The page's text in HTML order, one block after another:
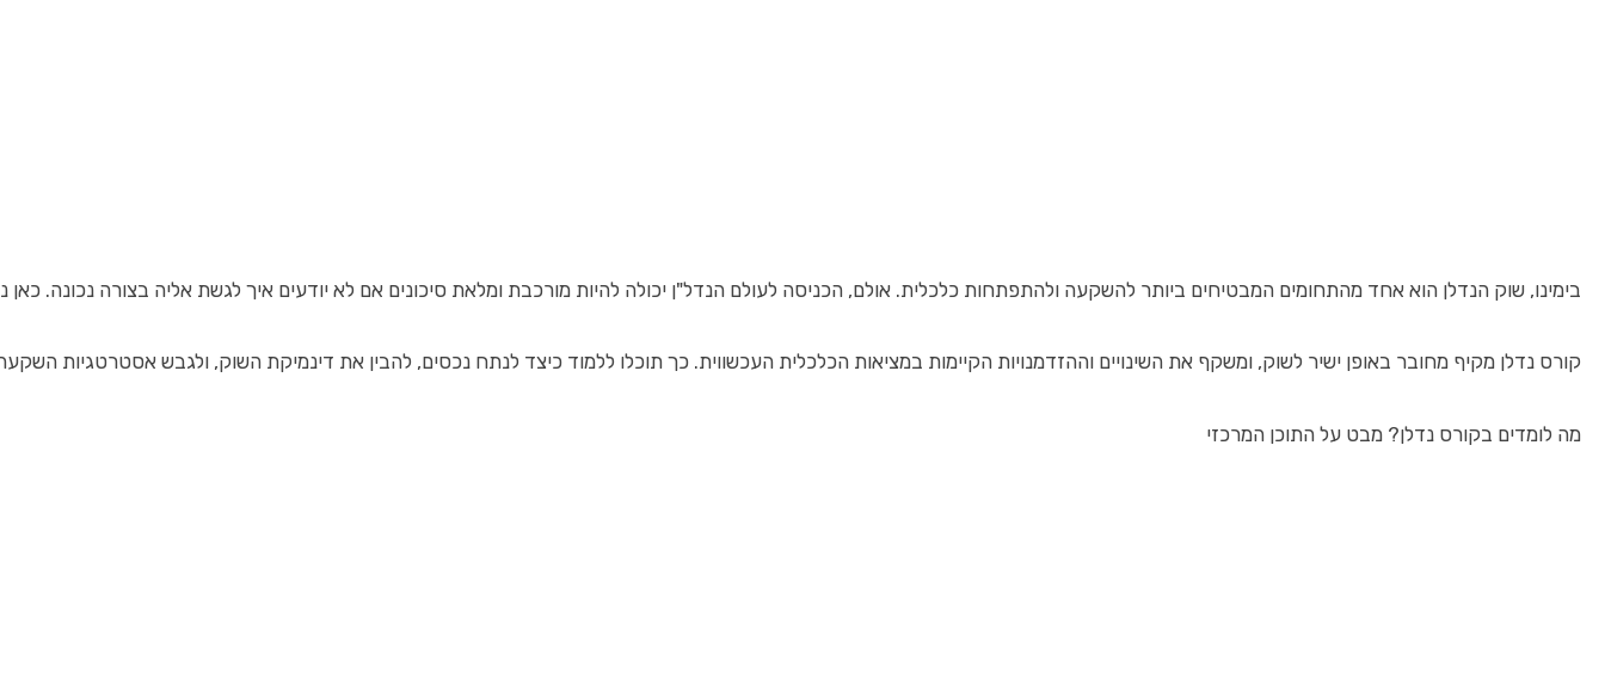
בימינו, שוק הנדלן הוא אחד מהתחומים המבטיחים ביותר להשקעה ולהתפתחות כלכלית. אולם, הכניסה לעולם הנדל"ן יכולה להיות מורכבת ומלאת סיכונים אם לא יודעים איך לגשת אליה בצורה
קורס נדלן מקיף מחובר באופן ישיר לשוק, ומשקף את השינויים וההזדמנויות הקיימות במציאות הכלכלית העכשווית. כך תוכלו ללמוד כיצד לנתח נכסים, להבין את דינמיקת השוק, ולגבש אסטרטגיות
מה לומדים בקורס נדלן? מבט על התוכן המרכזי